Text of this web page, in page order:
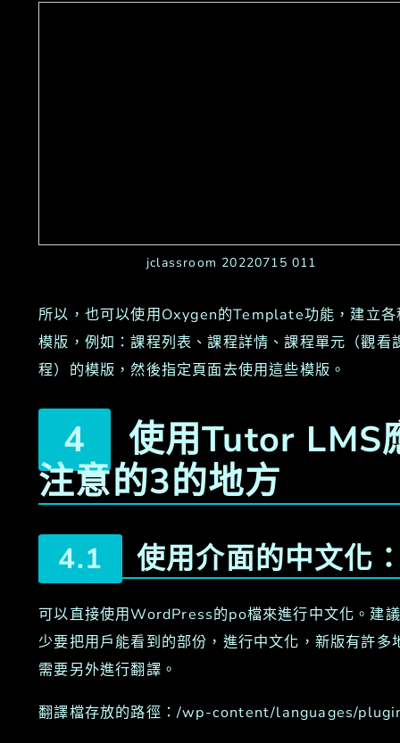
jclassroom 20220715 011
所以，也可以使用Oxygen的Template功能，建立各
模版，例如：課程列表、課程詳情、課程單元（觀看
程）的模版，然後指定頁面去使用這些模版。
使用Tutor LMS
注意的3的地方
使用介面的中文化
可以直接使用WordPress的po檔來進行中文化。建
少要把用戶能看到的部份，進行中文化，新版有許多
需要另外進行翻譯。
翻譯檔存放的路徑：/wp-content/languages/